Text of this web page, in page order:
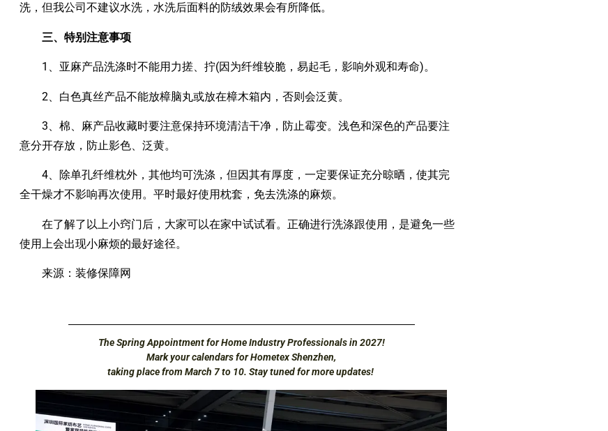
洗，但我公司不建议水洗，水洗后面料的防绒效果会有所降低。
三、特别注意事项
1、亚麻产品洗涤时不能用力搓、拧(因为纤维较脆，易起毛，影响外观和寿命)。
2、白色真丝产品不能放樟脑丸或放在樟木箱内，否则会泛黄。
3、棉、麻产品收藏时要注意保持环境清洁干净，防止霉变。浅色和深色的产品要注
意分开存放，防止影色、泛黄。
4、除单孔纤维枕外，其他均可洗涤，但因其有厚度，一定要保证充分晾晒，使其完
全干燥才不影响再次使用。平时最好使用枕套，免去洗涤的麻烦。
在了解了以上小窍门后，大家可以在家中试试看。正确进行洗涤跟使用，是避免一些
使用上会出现小麻烦的最好途径。
来源：装修保障网
The Spring Appointment for Home Industry Professionals in 2027!
Mark your calendars for Hometex Shenzhen,
taking place from March 7 to 10. Stay tuned for more updates!